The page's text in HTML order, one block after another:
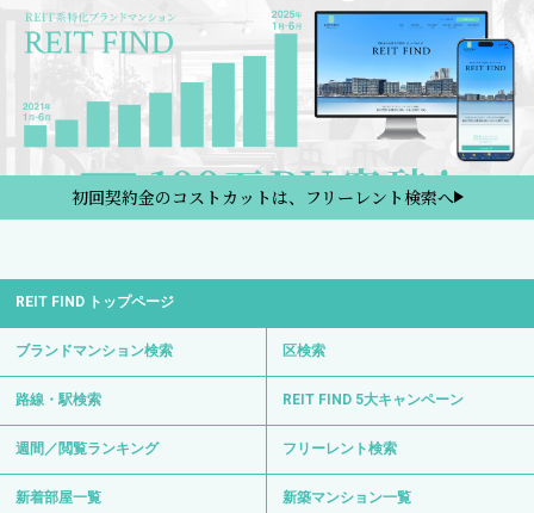
初回契約金のコストカットは、フリーレント検索へ
REIT FIND トップページ
ブランドマンション検索 区検索
路線・駅検索 REIT FIND 5大キャンペーン
週間／閲覧ランキング フリーレント検索
新着部屋一覧 新築マンション一覧